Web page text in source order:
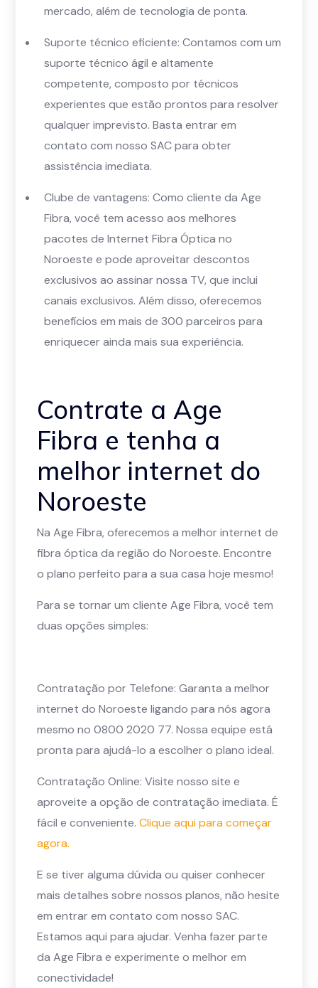
mercado, além de tecnologia de ponta.
Suporte técnico eficiente: Contamos com um
suporte técnico ágil e altamente
competente, composto por técnicos
experientes que estão prontos para resolver
qualquer imprevisto. Basta entrar em
contato com nosso SAC para obter
assistência imediata.
Clube de vantagens: Como cliente da Age
Fibra, você tem acesso aos melhores
pacotes de Internet Fibra Óptica no
Noroeste e pode aproveitar descontos
exclusivos ao assinar nossa TV, que inclui
canais exclusivos. Além disso, oferecemos
benefícios em mais de 300 parceiros para
enriquecer ainda mais sua experiência.
Contrate a Age
Fibra e tenha a
melhor internet do
Noroeste
Na Age Fibra, oferecemos a melhor internet de
fibra óptica da região do Noroeste. Encontre
o plano perfeito para a sua casa hoje mesmo!
Para se tornar um cliente Age Fibra, você tem
duas opções simples:
Contratação por Telefone: Garanta a melhor
internet do Noroeste ligando para nós agora
mesmo no 0800 2020 77. Nossa equipe está
pronta para ajudá-lo a escolher o plano ideal.
Contratação Online: Visite nosso site e
aproveite a opção de contratação imediata. É
fácil e conveniente. Clique aqui para começar
agora.
E se tiver alguma dúvida ou quiser conhecer
mais detalhes sobre nossos planos, não hesite
em entrar em contato com nosso SAC.
Estamos aqui para ajudar. Venha fazer parte
da Age Fibra e experimente o melhor em
conectividade!